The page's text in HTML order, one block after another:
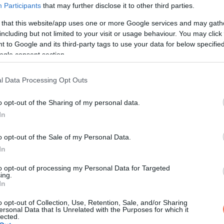
Participants that may further disclose it to other third parties.
that this website/app uses one or more Google services and may
but not limited to your visit or usage behaviour. You may
to Google and its third-party tags to use your data for below
consent section.
Data Processing Opt Outs
opt-out of the Sharing of my personal data.
opt-out of the Sale of my Personal Data.
opt-out of processing my Personal Data for Targeted
opt-out of Collection, Use, Retention, Sale, and/or Sharing
Data that Is Unrelated with the Purposes for which it
halála előtt, aki három gyermeke, volt férje, barátai,
ám azoknak az éveknek a történései nagyon
bemutatásával és ügyvédje közbenjárásával kiengedték.
problémái voltak.
Boglárkának a gyógyulásra és a pihenésre kellett volna
a körülötte zajló bírósági tárgyalások, amelybe őt is
nem nyilatkozott: méltóságteljesen, csendben, igazi
és teljes, boldog életet élhessen.